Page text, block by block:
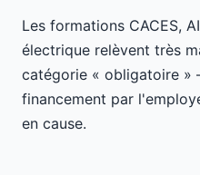
Les formations CACES,
électrique relèvent très
catégorie « obligatoire
financement par
en cause.